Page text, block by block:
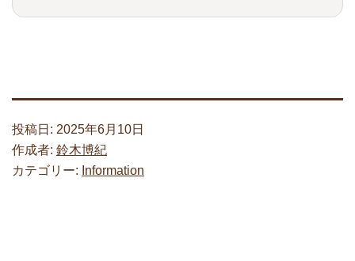
投稿日: 2025年6月10日
作成者: 鈴木博紀
カテゴリー: Information